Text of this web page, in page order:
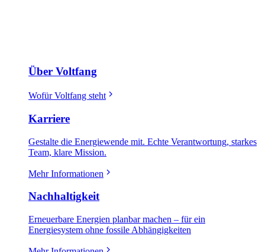
Über Voltfang
Wofür Voltfang steht
Karriere
Gestalte die Energiewende mit. Echte Verantwortung, starkes
Team, klare Mission.
Mehr Informationen
Nachhaltigkeit
Erneuerbare Energien planbar machen – für ein
Energiesystem ohne fossile Abhängigkeiten